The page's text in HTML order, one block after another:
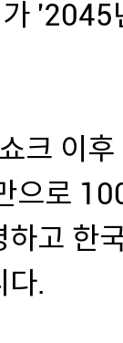
크 이
으로
고 한
다.